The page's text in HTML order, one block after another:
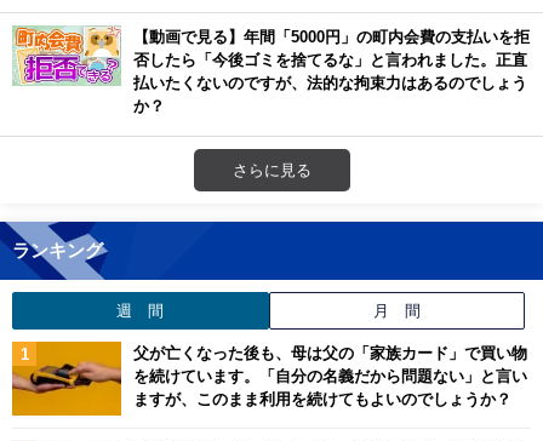
【動画で見る】年間「5000円」の町内会費の支払いを拒
否したら「今後ゴミを捨てるな」と言われました。正直
払いたくないのですが、法的な拘束力はあるのでしょう
か？
さらに見る
ランキング
週 間 月 間
父が亡くなった後も、母は父の「家族カード」で買い物
を続けています。「自分の名義だから問題ない」と言い
ますが、このまま利用を続けてもよいのでしょうか？